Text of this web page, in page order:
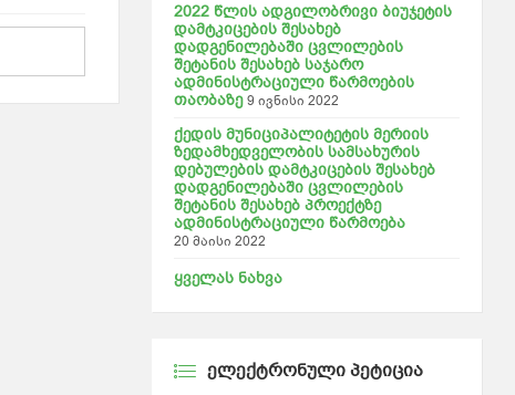
2022 წლის ადგილობრივი ბიუჯეტის
დამტკიცების შესახებ
დადგენილებაში ცვლილების
შეტანის შესახებ საჯარო
ადმინისტრაციული წარმოების
თაობაზე 9 ივნისი 2022
ქედის მუნიციპალიტეტის მერიის
ზედამხედველობის სამსახურის
დებულების დამტკიცების შესახებ
დადგენილებაში ცვლილების
შეტანის შესახებ პროექტზე
ადმინისტრაციული წარმოება
20 მაისი 2022
ყველას ნახვა
ᲔᲚᲔᲥᲢᲠᲝᲜᲣᲚᲘ ᲞᲔᲢᲘᲪᲘᲐ